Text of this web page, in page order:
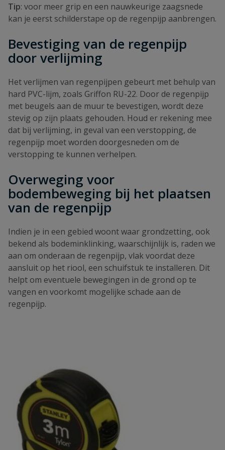
Tip: voor meer grip en een nauwkeurige zaagsnede
kan je eerst schilderstape op de regenpijp aanbrengen.
Bevestiging van de regenpijp
door verlijming
Het verlijmen van regenpijpen gebeurt met behulp van
hard PVC-lijm, zoals Griffon RU-22. Door de regenpijp
met beugels aan de muur te bevestigen, wordt deze
stevig op zijn plaats gehouden. Houd er rekening mee
dat bij verlijming, in geval van een verstopping, de
regenpijp moet worden doorgesneden om de
verstopping te kunnen verhelpen.
Overweging voor
bodembeweging bij het plaatsen
van de regenpijp
Indien je in een gebied woont waar grondzetting, ook
bekend als bodeminklinking, waarschijnlijk is, raden we
aan om onderaan de regenpijp, vlak voordat deze
aansluit op het riool, een schuifstuk te installeren. Dit
helpt om eventuele bewegingen in de grond op te
vangen en voorkomt mogelijke schade aan de
regenpijp.